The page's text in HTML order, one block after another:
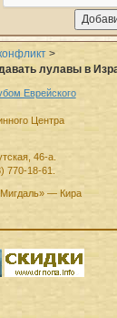
>
лулавы в
Еврейского
Центра
46-а.
770-18-61
— Кира